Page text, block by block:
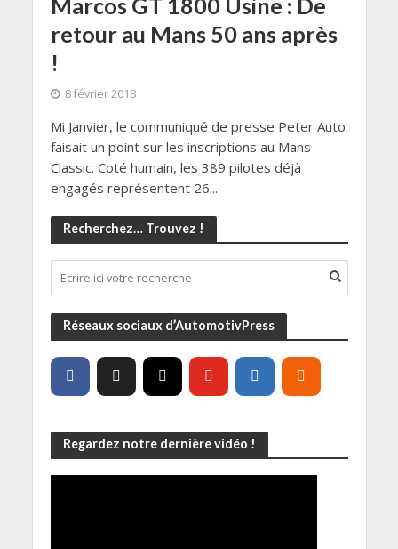
Marcos GT 1800 Usine : De
retour au Mans 50 ans après
!
8 février 2018
Mi Janvier, le communiqué de presse Peter Auto
faisait un point sur les inscriptions au Mans
Classic. Coté humain, les 389 pilotes déjà
engagés représentent 26...
Recherchez… Trouvez !
Réseaux sociaux d’AutomotivPress
Regardez notre dernière vidéo !